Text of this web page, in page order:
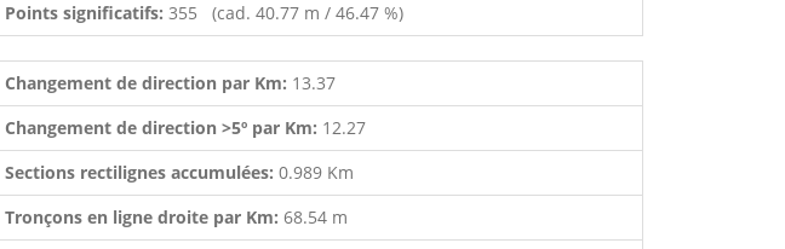
Points significatifs: 355 (cad. 40.77 m / 46.47 %)
Changement de direction par Km: 13.37
Changement de direction >5º par Km: 12.27
Sections rectilignes accumulées: 0.989 Km
Tronçons en ligne droite par Km: 68.54 m